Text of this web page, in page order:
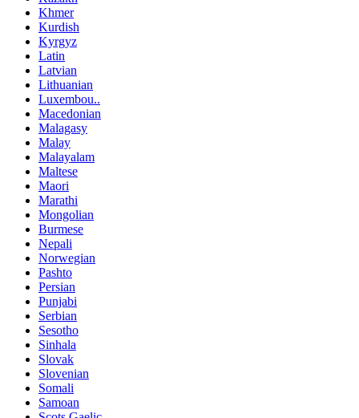
Khmer
Kurdish
Kyrgyz
Latin
Latvian
Lithuanian
Luxembou..
Macedonian
Malagasy
Malay
Malayalam
Maltese
Maori
Marathi
Mongolian
Burmese
Nepali
Norwegian
Pashto
Persian
Punjabi
Serbian
Sesotho
Sinhala
Slovak
Slovenian
Somali
Samoan